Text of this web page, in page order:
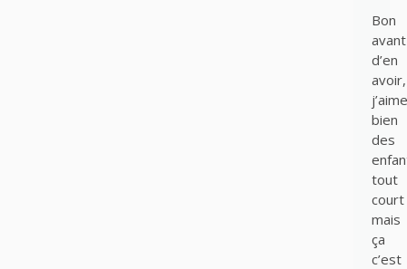
Bon
avant
d’en
avoir,
bien
des
tout
court
mais
ça
c’est